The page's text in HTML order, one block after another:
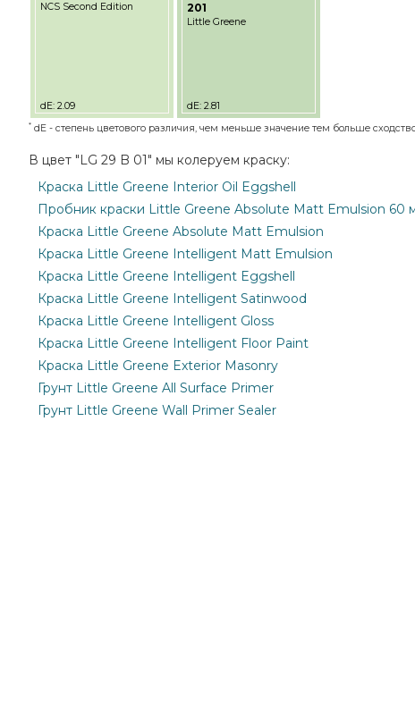
NCS Second Edition
dE: 2.09
201
Little Greene
dE: 2.81
* dE - степень цветового различия, чем меньше значение тем больше
В цвет "LG 29 B 01" мы колеруем краску:
Краска Little Greene Interior Oil Eggshell
Пробник краски Little Greene Absolute Matt Emulsion 60
Краска Little Greene Absolute Matt Emulsion
Краска Little Greene Intelligent Matt Emulsion
Краска Little Greene Intelligent Eggshell
Краска Little Greene Intelligent Satinwood
Краска Little Greene Intelligent Gloss
Краска Little Greene Intelligent Floor Paint
Краска Little Greene Exterior Masonry
Грунт Little Greene All Surface Primer
Грунт Little Greene Wall Primer Sealer